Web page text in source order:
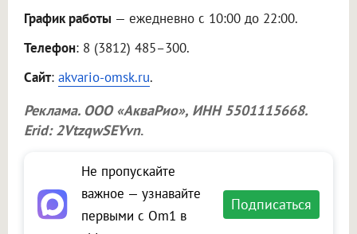
График работы — ежедневно с 10:00 до 22:00.
Телефон: 8 (3812) 485–300.
Сайт: akvario-omsk.ru.
Реклама. ООО «АкваРио», ИНН 5501115668.
Erid: 2VtzqwSEYvn.
Не пропускайте
важное — узнавайте
первыми с Om1 в
Подписаться